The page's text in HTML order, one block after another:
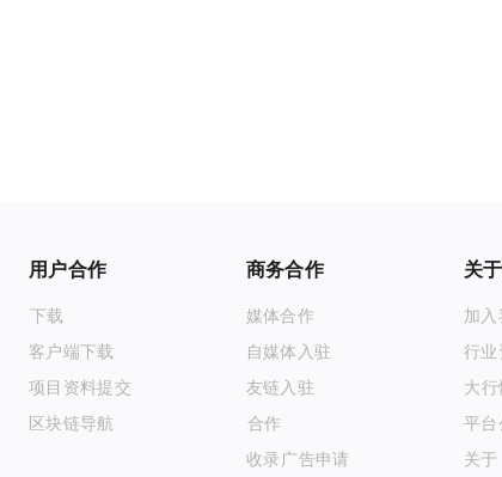
用户合作
APP下载
客户端下载
项目资料提交
区块链导航
商务合作
媒体合作
自媒体入驻
友链入驻
API合作
收录 & 广告申请
关
加入
行
大V
平台
关于MyToken